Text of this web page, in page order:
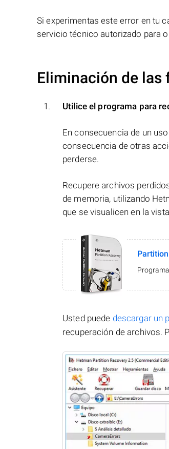
Si experimentas este error en tu
servicio técnico autorizado para
Eliminación de las
Utilice el programa para
En consecuencia de un
consecuencia de otras
perderse.
Recupere archivos
de memoria, utilizando
que se visualicen en la
Usted puede descargar un
recuperación de archivos.